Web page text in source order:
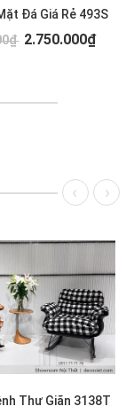
Đá Giá Rẻ 493S
2.750.000₫
Thư Giãn 3138T